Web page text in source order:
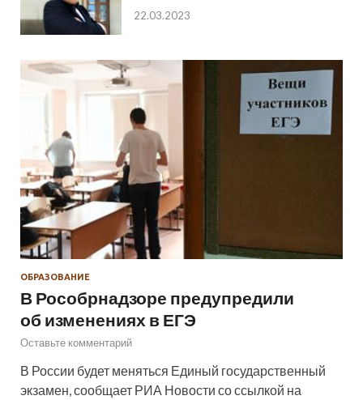
22.03.2023
ОБРАЗОВАНИЕ
В Рособрнадзоре предупредили
об изменениях в ЕГЭ
Оставьте комментарий
В России будет меняться Единый государственный
экзамен, сообщает РИА Новости со ссылкой на